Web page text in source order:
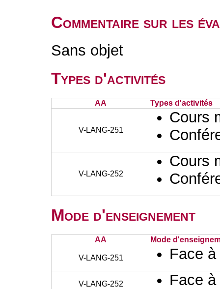
Commentaire sur les
Sans objet
Types d'activités
AA Types d'activités
V-LANG-251
Cours
V-LANG-252
Cours
Mode d'enseignement
AA Mode
V-LANG-251 Face
V-LANG-252 Face